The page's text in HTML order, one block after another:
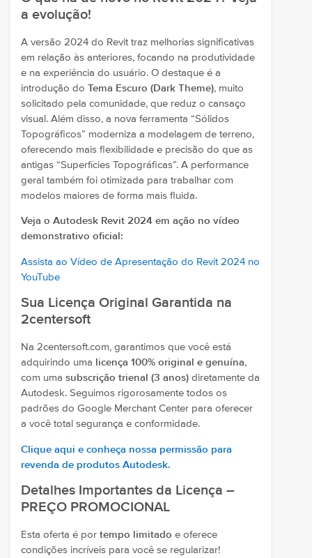
a evolução!
A versão 2024 do Revit traz melhorias significativas
em relação às anteriores, focando na produtividade
e na experiência do usuário. O destaque é a
introdução do Tema Escuro (Dark Theme), muito
solicitado pela comunidade, que reduz o cansaço
visual. Além disso, a nova ferramenta “Sólidos
Topográficos” moderniza a modelagem de terreno,
oferecendo mais flexibilidade e precisão do que as
antigas “Superfícies Topográficas”. A performance
geral também foi otimizada para trabalhar com
modelos maiores de forma mais fluida.
Veja o Autodesk Revit 2024 em ação no vídeo
demonstrativo oficial:
Assista ao Vídeo de Apresentação do Revit 2024 no
YouTube
Sua Licença Original Garantida na
2centersoft
Na 2centersoft.com, garantimos que você está
adquirindo uma
licença 100% original e genuína,
com uma subscrição trienal (3 anos) diretamente da
Autodesk. Seguimos rigorosamente todos os
padrões do Google Merchant Center para oferecer
a você total segurança e conformidade.
Clique aqui e conheça nossa permissão para
revenda de produtos Autodesk.
Detalhes Importantes da Licença –
PREÇO PROMOCIONAL
Esta oferta é por tempo limitado e oferece
condições incríveis para você se regularizar!